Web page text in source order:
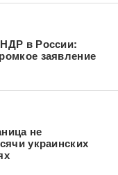
в России:
заявление
не
украинских